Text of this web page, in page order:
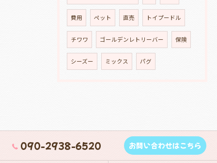
費用 ペット 直売 トイプードル
チワワ ゴールデンレトリーバー 保険
シーズー ミックス パグ
090-2938-6520 お問い合わせはこちら